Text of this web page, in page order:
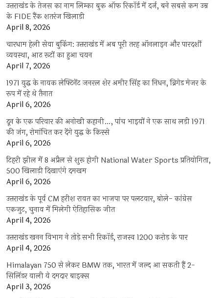
उत्तराखंड के तेजस का नाम लिम्का बुक ऑफ रिकॉर्ड में दर्ज, बने सबसे कम उम्र
के FIDE रैंक शतरंज खिलाड़ी
April 8, 2026
चारधाम हेली सेवा बुकिंग: उत्तराखंड में अब पूरी तरह ऑनलाइन और पारदर्शी
व्यवस्था, आठ रूटों का हुआ चयन
April 7, 2026
1971 युद्ध के नायक लेफ्टिनेंट जनरल शेर अमीर सिंह का निधन, ब्रिगेड मेजर के
रूप में रहे थे तैनात
April 6, 2026
दून के एक परिवार की अनोखी कहानी…, पांच भाइयों ने एक साथ लड़ी 1971
की जंग, रोमांचित कर देंगे युद्ध के किस्से
April 6, 2026
टिहरी झील में 8 अप्रैल से शुरू होगी National Water Sports प्रतियोगिता,
500 खिलाड़ी दिखाएंगे दमखम
April 6, 2026
उत्तराखंड के पूर्व CM हरीश रावत का भाजपा पर पलटवार, बोले- कांग्रेस
एकजुट, चुनाव में मिलेगी ऐतिहासिक जीत
April 4, 2026
उत्तराखंड खनन विभाग ने तोड़े सभी रिकॉर्ड, राजस्व 1200 करोड़ के पार
April 4, 2026
Himalayan 750 से लेकर BMW तक, भारत में जल्द आ सकती हैं 2-
सिलिंडर वाली ये दमदार बाइक्स
April 3, 2026